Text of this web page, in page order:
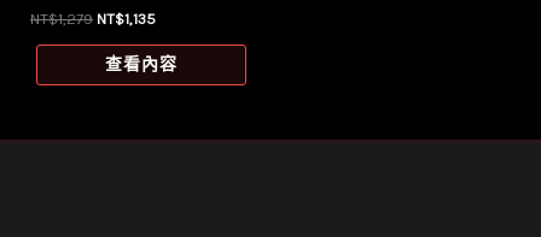
NT$1,279 原
價
格：
NT$1,135目
價
格：
查看內容